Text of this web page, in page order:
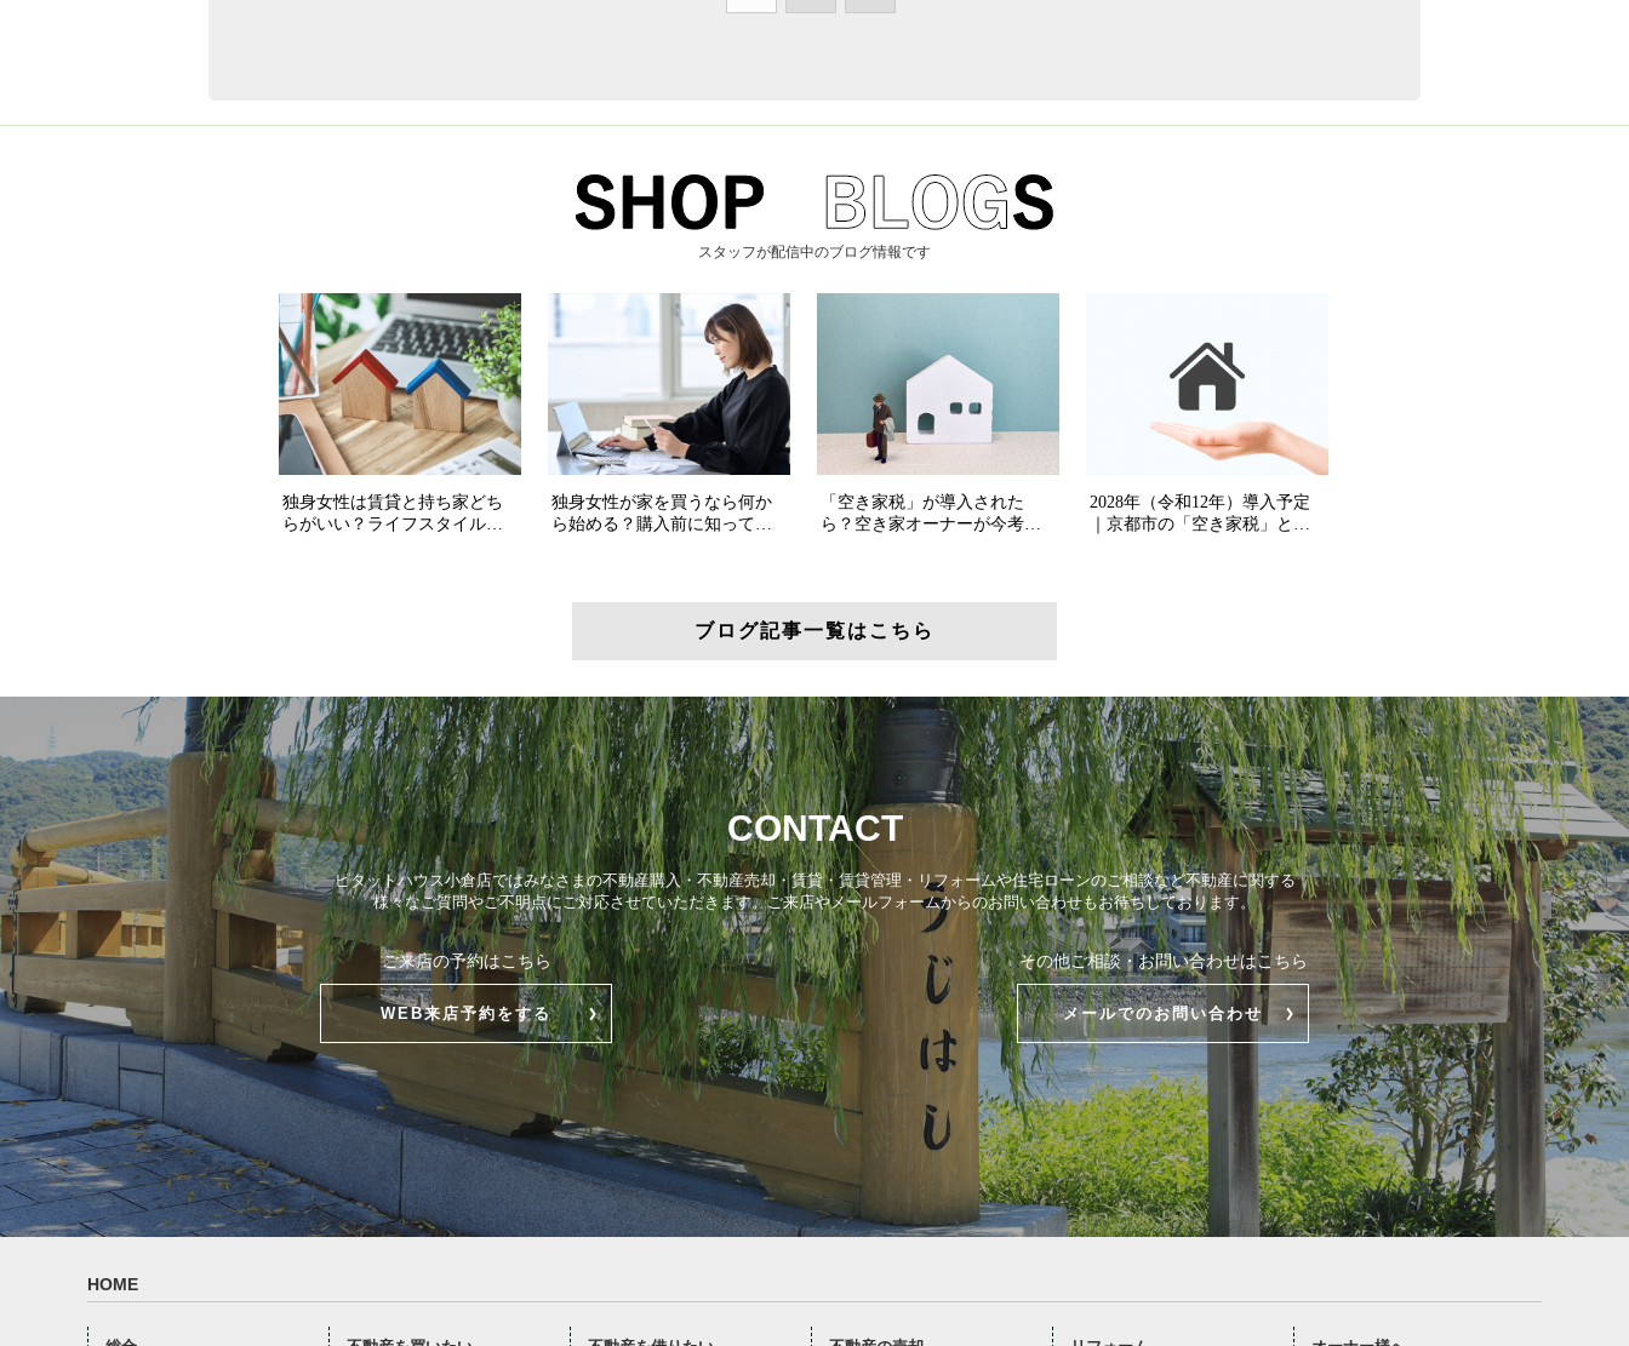
スタッフが配信中のブログ情報です
ブログ記事一覧はこちら
CONTACT
ピタットハウス小倉店ではみなさまの不動産購入・不動産売却・賃貸・賃貸管理・リフォームや住宅ローンのご相談など不動産に関する
様々なご質問やご不明点にご対応させていただきます。ご来店やメールフォームからのお問い合わせもお待ちしております。
ご来店の予約はこちら
WEB来店予約をする
その他ご相談・お問い合わせはこちら
メールでのお問い合わせ
HOME